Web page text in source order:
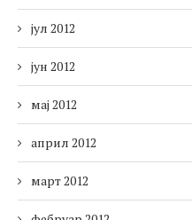
јул 2012
јун 2012
мај 2012
април 2012
март 2012